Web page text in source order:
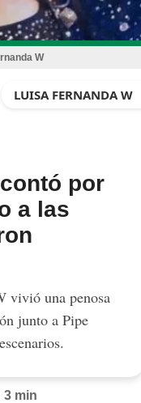
W
LUISA FERNANDA W
por
a las
vivió una penosa
junto a Pipe
3 min